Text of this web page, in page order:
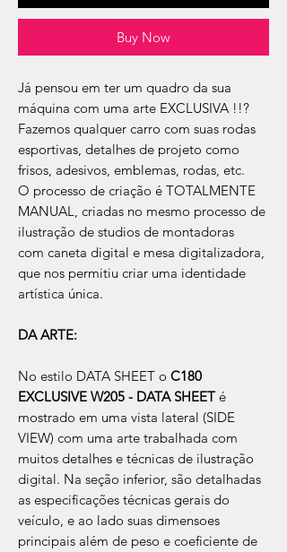
Buy Now
Já pensou em ter um quadro da sua
máquina com uma arte EXCLUSIVA !!?
Fazemos qualquer carro com suas rodas
esportivas, detalhes de projeto como
frisos, adesivos, emblemas, rodas, etc.
​O processo de criação é TOTALMENTE
MANUAL, criadas no mesmo processo de
ilustração de studios de montadoras
com caneta digital e mesa digitalizadora,
que nos permitiu criar uma identidade
artística única.
DA ARTE:
No estilo DATA SHEET o C180
EXCLUSIVE W205 - DATA SHEET é
mostrado em uma vista lateral (SIDE
VIEW) com uma arte trabalhada com
muitos detalhes e técnicas de ilustração
digital. Na seção inferior, são detalhadas
as especificações técnicas gerais do
veículo, e ao lado suas dimensoes
principais além de peso e coeficiente de